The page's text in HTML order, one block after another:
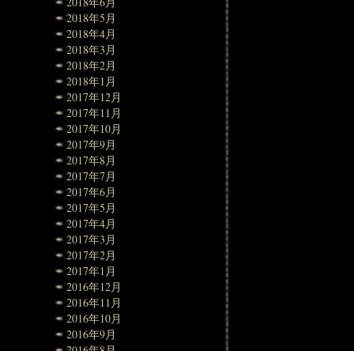
2018年5月
2018年4月
2018年3月
2018年2月
2018年1月
2017年12月
2017年11月
2017年10月
2017年9月
2017年8月
2017年7月
2017年6月
2017年5月
2017年4月
2017年3月
2017年2月
2017年1月
2016年12月
2016年11月
2016年10月
2016年9月